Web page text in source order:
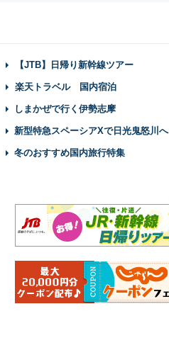
【JTB】日帰り新幹線ツアー
楽天トラベル 国内宿泊
しまかぜで行く伊勢志摩
新型特急スペーシアXで日光鬼怒川へ
冬のおすすめ国内旅行特集